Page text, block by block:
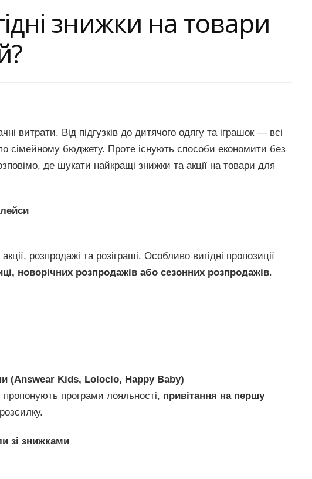
знижки на товари
витрати. Від підгузків до дитячого одягу та іграшок — всі
сімейному бюджету. Проте існують способи економити без
де шукати найкращі знижки та акції на товари для
розпродажі та розіграші. Особливо вигідні пропозиції
новорічних розпродажів або сезонних розпродажів.
(Answear Kids, Loloclo, Happy Baby)
пропонують програми лояльності, привітання на першу
зі знижками